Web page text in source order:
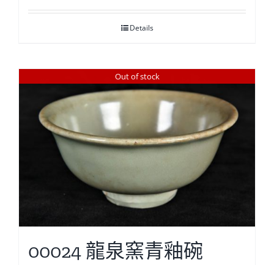
Details
Out of stock
00024 龍泉窯青釉碗